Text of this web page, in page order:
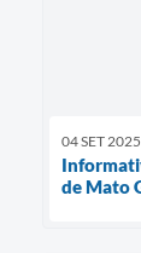
04 SET
de Mato